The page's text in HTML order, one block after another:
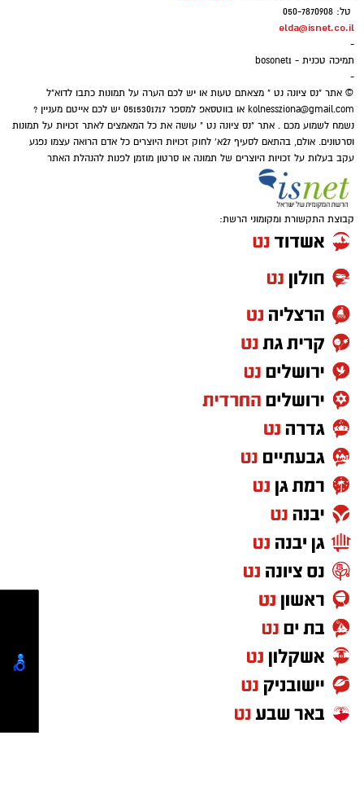
נתוני הסקר העדכני מעידים כי נפילת מפלגת
"בית ציוני" אל מתחת לאחוז החסימה - שוחקת
והצטרפות יואב סגלוביץ' לרע"מ ועבאס, עשויים
להגדיל את ייצוג המפלגות הערביות עד ל-15
מנדטים.
ואילו במרכז-ימין, הקמת מפלגתו של ארדן
וכאשר וינטר מתחמם על הקוים... אם לא
תתאחדנה כל הטוענות לכתר נציגות הימנים
הממלכתיים (....) - הן צפויות לחולל שריפת
קולות שתזכיר את בל"ד ומרצ מ2022
תמונת המנדטים והמפלגות המובילות
ו"סטט-נט", אילו הבחירות היו נערכות כעת, מפלגת
"ישר" בראשות גדי איזנקוט הייתה שומרת על
מעמדה כמפלגה הגדולה ביותר עם 23 מנדטים.
מפלגת הליכוד ניצבת בצמוד אליה עם 22 מנדטים.
במקום השלישי ממוקמת מפלגת "ביחד" של נפתלי
בנט עם 13 מנדטים.
מנדטים.
הדתית משיגות 5 מנדטים כל אחת.
השפעת אחוז החסימה על מפת הגושים
אחד הממצאים המרכזיים בסקר הוא נפילתה של
מפלגת "בית ציוני" בראשות יועז הנדל וחילי טרופר
הבוחרים. ירידה זו מעבירה קולות אל מחוץ למפה
וגורמת להחלשת גוש האופוזיציה היהודית בשני
טל: 050-7870908
elda@isnet.co.il
-
תמיכה טכנית - bosonet1
-
© אתר "נס ציונה נט " מצאתם טעות או יש לכם הערה על תמונות כתבו לדוא"ל
kolnessziona@gmail.com
או בווטסאפ למספר 0515301717 יש לכם אייטם מעניין ?
נשמח לשמוע מכם . אתר "נס ציונה נט " עושה את כל המאמצים לאתר זכויות על תמונות
וסרטונים. אולם, בהתאם לסעיף 27א' לחוק זכויות היוצרים כל אדם הרואה עצמו נפגע
עקב בעלות על זכויות היוצרים של תמונה או סרטון מוזמן לפנות להנהלת האתר
קבוצת התקשורת ומקומוני הרשת: